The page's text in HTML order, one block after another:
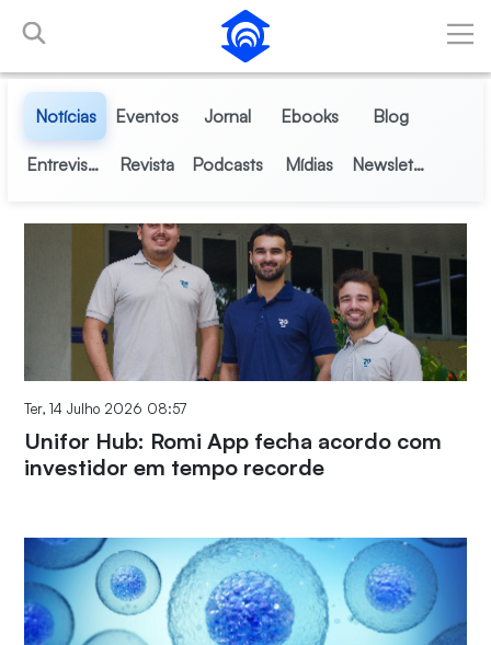
Skip to Main Content
Notícias Eventos Jornal Ebooks Blog
Entrevistas Revista Podcasts Mídias Newsletter
Ter, 14 Julho 2026 08:57
Unifor Hub: Romi App fecha acordo com
investidor em tempo recorde